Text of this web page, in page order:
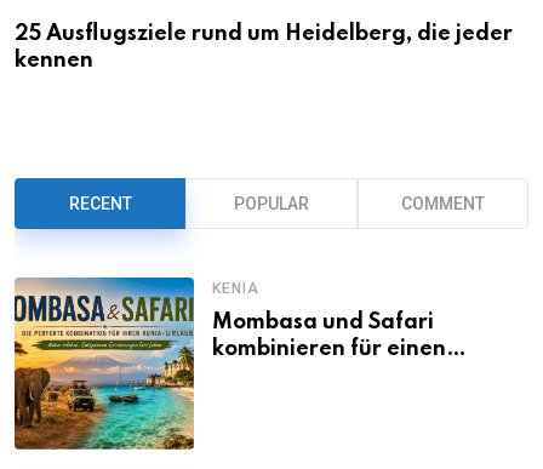
25 Ausflugsziele rund um Heidelberg, die jeder
kennen
RECENT POPULAR COMMENT
KENIA
Mombasa und Safari
kombinieren für einen